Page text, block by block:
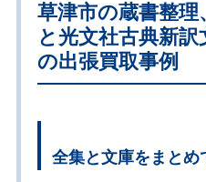
草津市の蔵書整理
と光文社古典新
の出張買取事例
全集と文庫をまとめ